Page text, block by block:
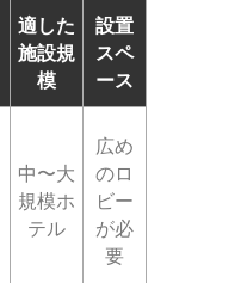
適した
施設規
模
設置
スペ
ース
中〜大
規模ホ
テル
広め
のロ
ビー
が必
要